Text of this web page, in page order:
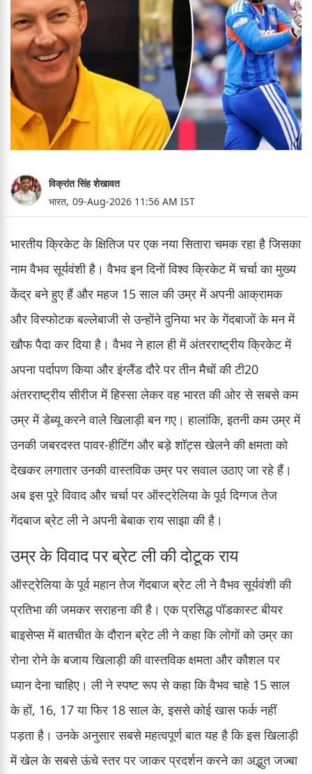
विक्रांत सिंह शेखावत
भारत, 09-Aug-2026 11:56 AM IST
भारतीय क्रिकेट के क्षितिज पर एक नया सितारा चमक रहा है जिसका
नाम वैभव सूर्यवंशी है। वैभव इन दिनों विश्व क्रिकेट में चर्चा का मुख्य
केंद्र बने हुए हैं और महज 15 साल की उम्र में अपनी आक्रामक
और विस्फोटक बल्लेबाजी से उन्होंने दुनिया भर के गेंदबाजों के मन में
खौफ पैदा कर दिया है। वैभव ने हाल ही में अंतरराष्ट्रीय क्रिकेट में
अपना पर्दापण किया और इंग्लैंड दौरे पर तीन मैचों की टी20
अंतरराष्ट्रीय सीरीज में हिस्सा लेकर वह भारत की ओर से सबसे कम
उम्र में डेब्यू करने वाले खिलाड़ी बन गए। हालांकि, इतनी कम उम्र में
उनकी जबरदस्त पावर-हीटिंग और बड़े शॉट्स खेलने की क्षमता को
देखकर लगातार उनकी वास्तविक उम्र पर सवाल उठाए जा रहे हैं।
अब इस पूरे विवाद और चर्चा पर ऑस्ट्रेलिया के पूर्व दिग्गज तेज
गेंदबाज ब्रेट ली ने अपनी बेबाक राय साझा की है।
उम्र के विवाद पर ब्रेट ली की दोटूक राय
ऑस्ट्रेलिया के पूर्व महान तेज गेंदबाज ब्रेट ली ने वैभव सूर्यवंशी की
प्रतिभा की जमकर सराहना की है। एक प्रसिद्ध पॉडकास्ट बीयर
बाइसेप्स में बातचीत के दौरान ब्रेट ली ने कहा कि लोगों को उम्र का
रोना रोने के बजाय खिलाड़ी की वास्तविक क्षमता और कौशल पर
ध्यान देना चाहिए। ली ने स्पष्ट रूप से कहा कि वैभव चाहे 15 साल
के हों, 16, 17 या फिर 18 साल के, इससे कोई खास फर्क नहीं
पड़ता है। उनके अनुसार सबसे महत्वपूर्ण बात यह है कि इस खिलाड़ी
में खेल के सबसे ऊंचे स्तर पर जाकर प्रदर्शन करने का अद्भुत जज्बा